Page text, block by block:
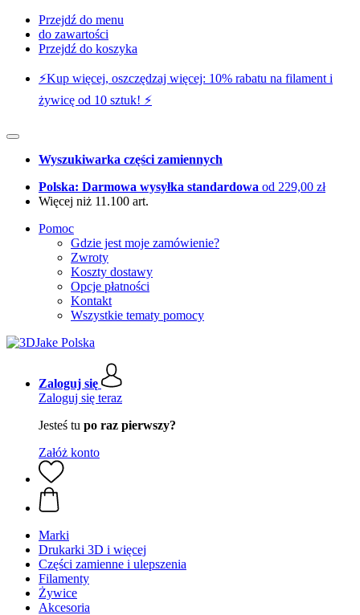
Przejdź do menu
do zawartości
Przejdź do koszyka
⚡️Kup więcej, oszczędzaj więcej: 10% rabatu na filament i
żywicę od 10 sztuk! ⚡️
Wyszukiwarka części zamiennych
Polska: Darmowa wysyłka standardowa od 229,00 zł
Więcej niż 11.100 art.
Pomoc
Gdzie jest moje zamówienie?
Zwroty
Koszty dostawy
Opcje płatności
Kontakt
Wszystkie tematy pomocy
Zaloguj się
Zaloguj się teraz
Jesteś tu po raz pierwszy?
Załóż konto
Marki
Drukarki 3D i więcej
Części zamienne i ulepszenia
Filamenty
Żywice
Akcesoria